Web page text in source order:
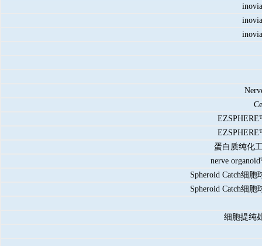
蛋白质纯化
nerve
Spheroid Catch细
Spheroid Catch细
细胞提纯